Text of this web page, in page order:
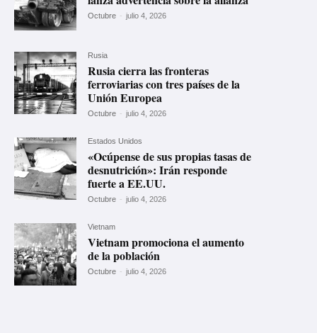
Octubre - julio 4, 2026
Rusia
Rusia cierra las fronteras
ferroviarias con tres países de la
Unión Europea
Octubre - julio 4, 2026
Estados Unidos
«Ocúpense de sus propias tasas de
desnutrición»: Irán responde
fuerte a EE.UU.
Octubre - julio 4, 2026
Vietnam
Vietnam promociona el aumento
de la población
Octubre - julio 4, 2026